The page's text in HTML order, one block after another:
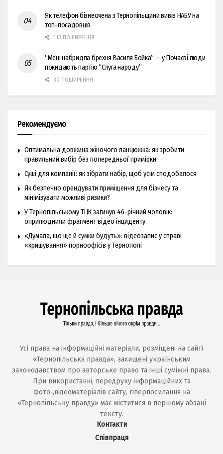
Як телефон бізнесмена з Тернопільщини вивів НАБУ на
топ-посадовців
113 ПОШИРЕННЯ
“Мені набридла брехня Василя Бойка” — у Почаєві люди
покидають партію “Слуга народу”
30 ПОШИРЕННЯ
Рекомендуємо
Оптимальна довжина жіночого ланцюжка: як зробити
правильний вибір без попередньої примірки
Суші для компанії: як зібрати набір, щоб усім сподобалося
Як безпечно орендувати приміщення для бізнесу та
мінімізувати можливі ризики?
У Тернопільському ТЦК загинув 46-річний чоловік:
оприлюднили фрагмент відео інциденту
«Думала, що ще й сумки будуть»: відеозапис у справі
«кришування» порноофісів у Тернополі
Усі права на інформаційні матеріали, розміщені на сайті
«Тернопільська правда», захищені українським
законодавством про авторське право та інші суміжні права.
При використанні, передруку інформаційних та
фото-,відеоматеріалів сайту, гіперпосилання на
«Тернопільську правду» має міститися в першому абзаці
тексту.
Контакти
Співпраця